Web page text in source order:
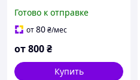
Готово к отправке
от80₴/мес
от800₴
Купить